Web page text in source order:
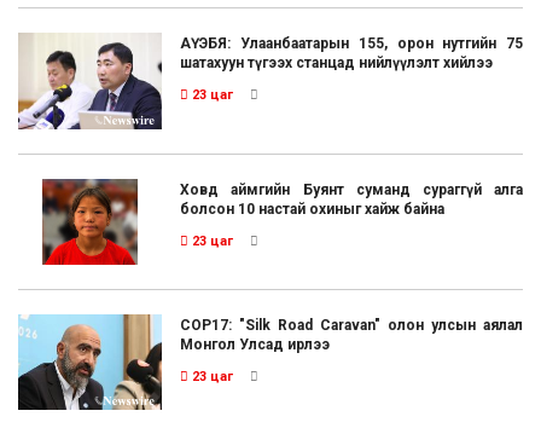
АҮЭБЯ: Улаанбаатарын 155, орон нутгийн 75
шатахуун түгээх станцад нийлүүлэлт хийлээ
23 цаг
Ховд аймгийн Буянт суманд сураггүй алга
болсон 10 настай охиныг хайж байна
23 цаг
COP17: "Silk Road Caravan" олон улсын аялал
Монгол Улсад ирлээ
23 цаг